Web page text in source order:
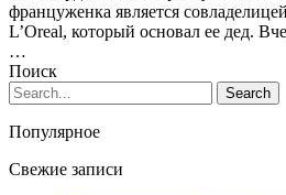
француженка является
L’Oreal, который основал ее дед.
…
Поиск
Популярное
Свежие записи